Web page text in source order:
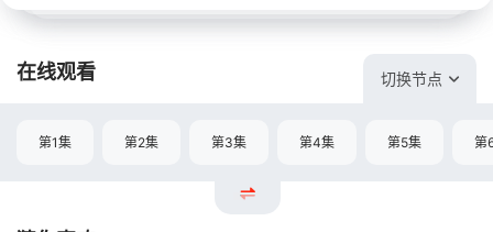
在线观看 切换节点
第1集 第2集 第3集 第4集 第5集 第